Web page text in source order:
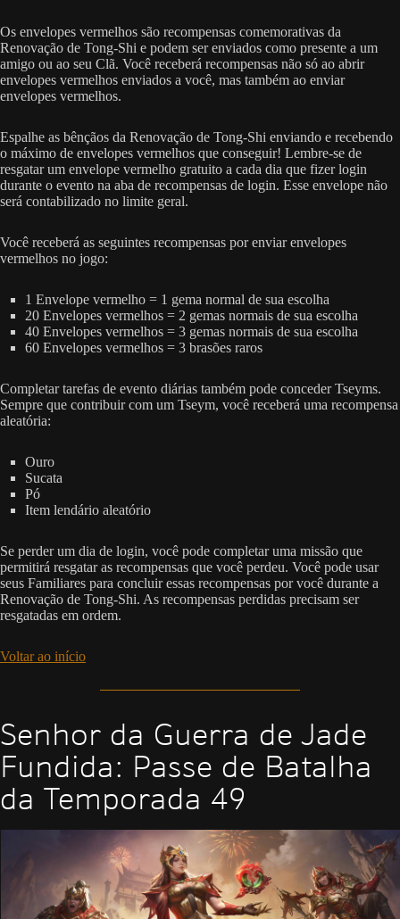
Os envelopes vermelhos são recompensas comemorativas da
Renovação de Tong-Shi e podem ser enviados como presente a um
amigo ou ao seu Clã. Você receberá recompensas não só ao abrir
envelopes vermelhos enviados a você, mas também ao enviar
envelopes vermelhos.
Espalhe as bênçãos da Renovação de Tong-Shi enviando e recebendo
o máximo de envelopes vermelhos que conseguir! Lembre-se de
resgatar um envelope vermelho gratuito a cada dia que fizer login
durante o evento na aba de recompensas de login. Esse envelope não
será contabilizado no limite geral.
Você receberá as seguintes recompensas por enviar envelopes
vermelhos no jogo:
1 Envelope vermelho = 1 gema normal de sua escolha
20 Envelopes vermelhos = 2 gemas normais de sua escolha
40 Envelopes vermelhos = 3 gemas normais de sua escolha
60 Envelopes vermelhos = 3 brasões raros
Completar tarefas de evento diárias também pode conceder Tseyms.
Sempre que contribuir com um Tseym, você receberá uma recompensa
aleatória:
Ouro
Sucata
Pó
Item lendário aleatório
Se perder um dia de login, você pode completar uma missão que
permitirá resgatar as recompensas que você perdeu. Você pode usar
seus Familiares para concluir essas recompensas por você durante a
Renovação de Tong-Shi. As recompensas perdidas precisam ser
resgatadas em ordem.
Voltar ao início
Senhor da Guerra de Jade
Fundida: Passe de Batalha
da Temporada 49